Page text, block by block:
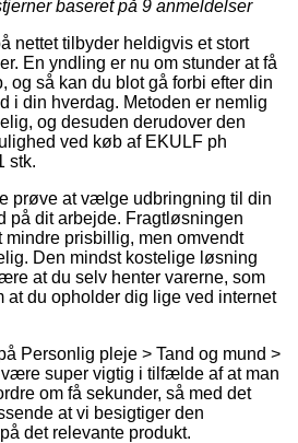
baseret på 9 anmeldelser
nettet tilbyder heldigvis et stort
En yndling er nu om stunder at få
og så kan du blot gå forbi efter din
i din hverdag. Metoden er nemlig
og desuden derudover den
ved køb af EKULF ph
stk.
prøve at vælge udbringning til din
på dit arbejde. Fragtløsningen
prisbillig, men omvendt
Den mindst kostelige løsning
at du selv henter varerne, som
du opholder dig lige ved internet
Personlig pleje > Tand og mund >
super vigtig i tilfælde af at man
om få sekunder, så med det
at vi besigtiger den
det relevante produkt.